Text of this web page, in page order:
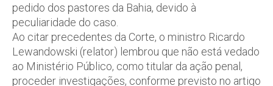
pedido dos pastores da Bahia, devido à
peculiaridade do caso.
Ao citar precedentes da Corte, o ministro Ricardo
Lewandowski (relator) lembrou que não está vedado
ao Ministério Público, como titular da ação penal,
proceder investigações, conforme previsto no artigo